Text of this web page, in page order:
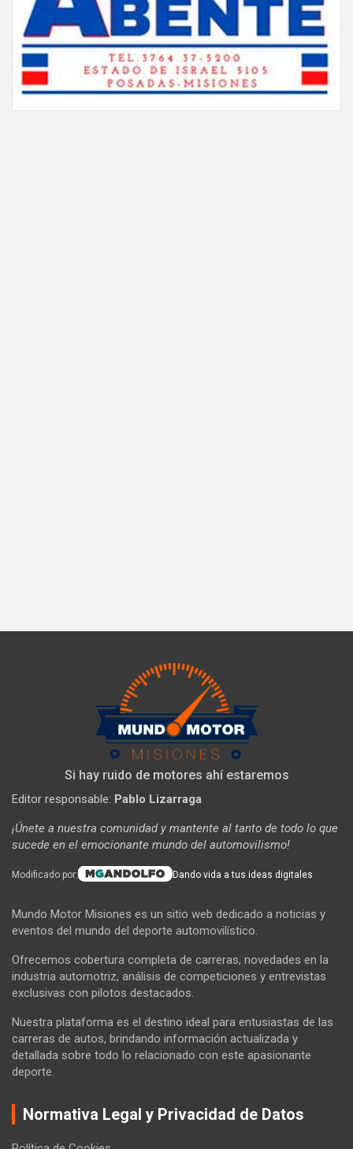
Si hay ruido de motores ahí estaremos
Editor responsable: Pablo Lizarraga
¡Únete a nuestra comunidad y mantente al tanto de todo lo que
sucede en el emocionante mundo del automovilismo!
Modificado por: Dando vida a tus ideas digitales
Mundo Motor Misiones es un sitio web dedicado a noticias y
eventos del mundo del deporte automovilístico.
Ofrecemos cobertura completa de carreras, novedades en la
industria automotriz, análisis de competiciones y entrevistas
exclusivas con pilotos destacados.
Nuestra plataforma es el destino ideal para entusiastas de las
carreras de autos, brindando información actualizada y
detallada sobre todo lo relacionado con este apasionante
deporte.
Normativa Legal y Privacidad de Datos